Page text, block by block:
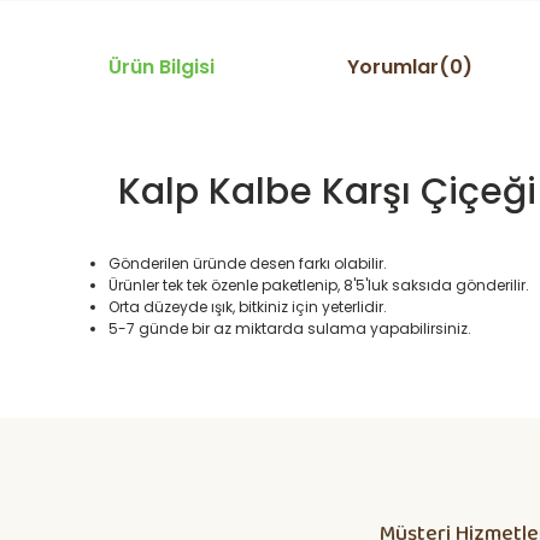
Ürün Bilgisi Yorumlar(0)
Kalp Kalbe Karşı
Gönderilen üründe desen farkı olabilir.
Ürünler tek tek özenle paketlenip, 8'5'luk saksıda gönderilir.
Orta düzeyde ışık, bitkiniz için yeterlidir.
5-7 günde bir az miktarda sulama yapabilirsiniz.